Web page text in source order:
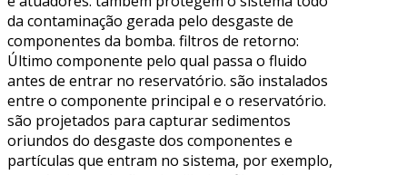
da contaminação gerada pelo desgaste de
componentes da bomba. filtros de retorno:
Último componente pelo qual passa o fluido
antes de entrar no reservatório. são instalados
entre o componente principal e o reservatório.
são projetados para capturar sedimentos
oriundos do desgaste dos componentes e
partículas que entram no sistema, por exemplo,